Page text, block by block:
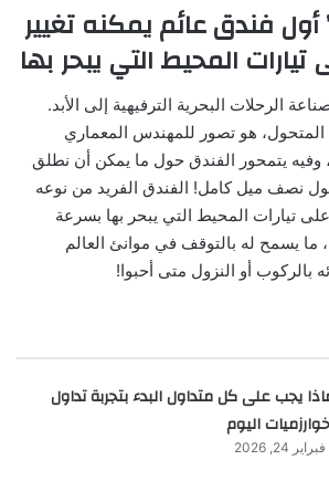
فندق عائم يمكنه تغيير
المحيط التي يبحر بها
الرحلات البحرية الترفيهية إلى الأبد.
المتحول، هو تصور للمهندس المعماري
وفيه يتمحور الفندق حول ما يمكن أن نطلق
نصف ميل كامل! الفندق الفريد من نوعه
على تيارات المحيط التي يبحر بها بسرعة
ما يسمح له بالتوقف في موانئ العالم
بالركوب أو النزول متى أحبوا!
يجب على كل متداول البدء بتجربة تداول
اليوم
فبراير 24, 2026